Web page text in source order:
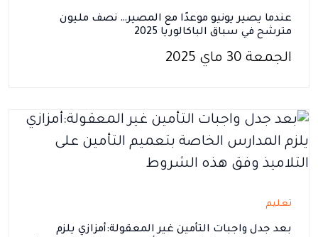
عندما يصير يونيو موعدًا مع المصير… نصف مليون
مترشح في سباق الباكالوريا 2025
الجمعة 30 ماي 2025
تعليم
بعد جدل واجبات التأمين غير المعقولة:أمزازي يلزم